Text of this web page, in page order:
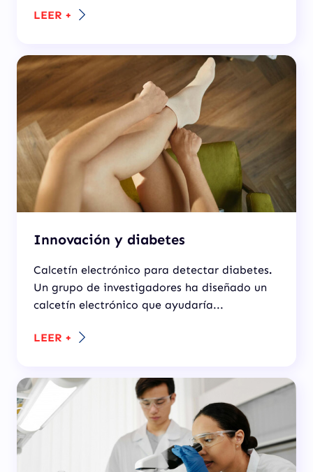
LEER +
Innovación y diabetes
Calcetín electrónico para detectar diabetes.
Un grupo de investigadores ha diseñado un
calcetín electrónico que ayudaría...
LEER +